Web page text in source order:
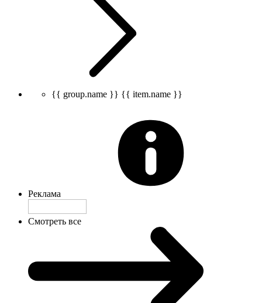
{{ group.name }} {{ item.name }}
Реклама
Смотреть все